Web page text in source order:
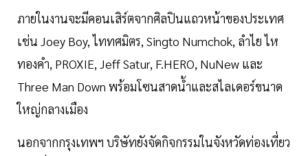
ภายในงานจะมีคอนเสิร์ตจากศิลปินแถวหน้าของประเทศ
เช่น Joey Boy, ไททศมิตร, Singto Numchok, ลำไย ไห
ทองคำ, PROXIE, Jeff Satur, F.HERO, NuNew และ
Three Man Down พร้อมโซนสาดน้ำและสไลเดอร์ขนาด
ใหญ่กลางเมือง
นอกจากกรุงเทพฯ บริษัทยังจัดกิจกรรมในจังหวัดท่องเที่ยว